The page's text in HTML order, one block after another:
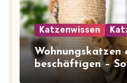
Katzenwissen
beschäftigen –
glücklich und